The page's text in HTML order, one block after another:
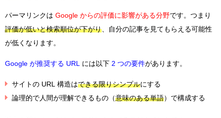
パーマリンクは Google からの評価に影響がある分野です。つまり
評価が低いと検索順位が下がり 、自分の記事を見てもらえる可能性
が低くなります。
Google が推奨する URL には以下 2 つの要件があります。
サイトの URL 構造はできる限りシンプルにする
論理的で人間が理解できるもの（意味のある単語）で構成する